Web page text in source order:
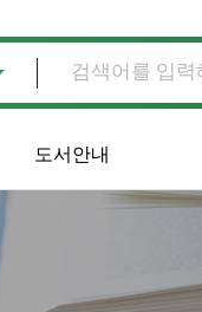
도서안내